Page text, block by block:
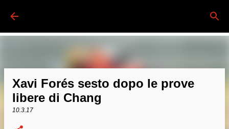
Xavi Forés sesto dopo le prove
libere di Chang
10.3.17